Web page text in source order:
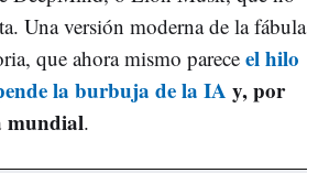
Una versión moderna de la fábula
que ahora mismo parece el hilo
la burbuja de la IA y, por
mundial.